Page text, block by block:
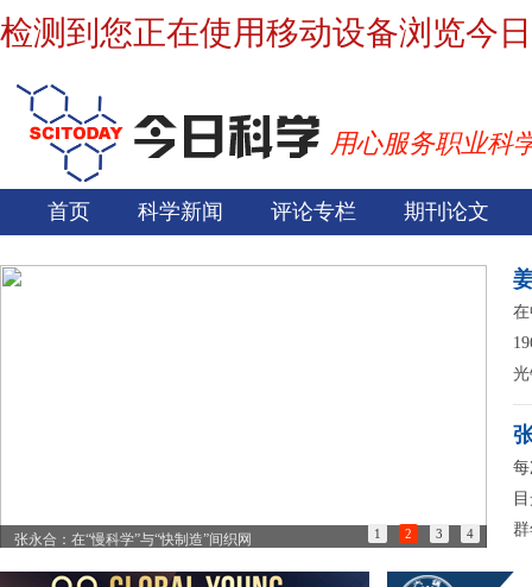
检测到您正在使用移动设备浏览今
用心服务职业科
首页 科学新闻 评论专栏 期刊论文
张永合：在“慢科学”与“快制造”间织网 85
1 2 3 4